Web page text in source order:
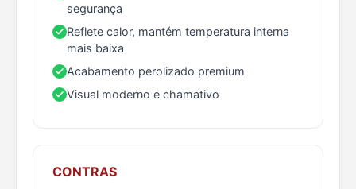
segurança
Reflete calor, mantém temperatura interna
mais baixa
Acabamento perolizado premium
Visual moderno e chamativo
CONTRAS